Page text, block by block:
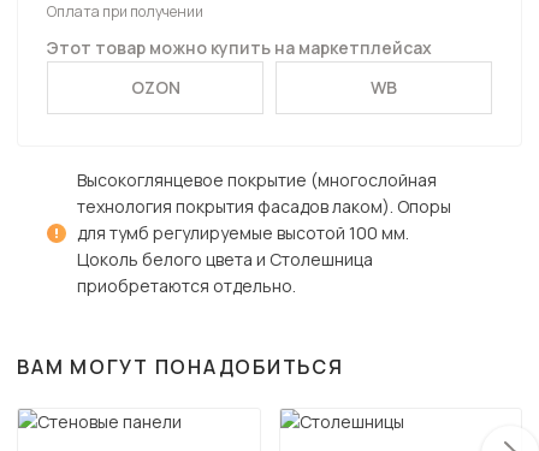
Оплата при получении
Этот товар можно купить на маркетплейсах
OZON
WB
Высокоглянцевое покрытие (многослойная
технология покрытия фасадов лаком). Опоры
для тумб регулируемые высотой 100 мм.
Цоколь белого цвета и Столешница
приобретаются отдельно.
ВАМ МОГУТ ПОНАДОБИТЬСЯ